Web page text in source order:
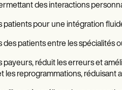
des interactions
pour une intégration
patients entre les spécialités
payeurs, réduit les erreurs et
reprogrammations, réduisant